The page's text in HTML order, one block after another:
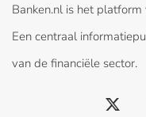
Banken.nl is het
Een centraal
van de financiële sector.